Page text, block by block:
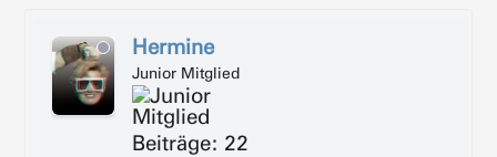
Hermine
Junior Mitglied
Beiträge: 22